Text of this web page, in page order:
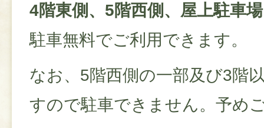
4階東側、5階西側、屋上駐車場
駐車無料でご利用できます。
なお、5階西側の一部及び3階
すので駐車できません。予め